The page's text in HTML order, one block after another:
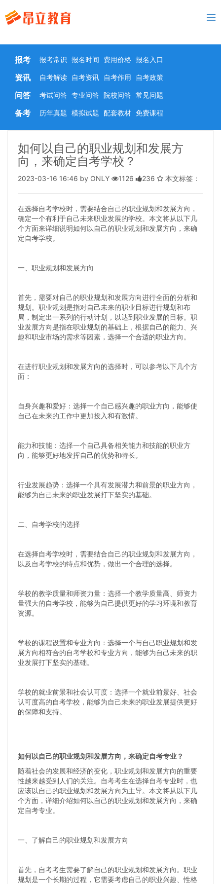
报考 报考常识 报名时间 费用价格 报名入口
资讯 自考解读 自考资讯 自考作用 自考政策
问答 考试问答 专业问答 院校问答 常见问题
备考 历年真题 模拟试题 配套教材 免费课程
如何以自己的职业规划和发展方
向，来确定自考学校？
2023-03-16 16:46 by ONLY 1126 236 本文标签：
在选择自考学校时，需要结合自己的职业规划和发展方向，
确定一个有利于自己未来职业发展的学校。本文将从以下几
个方面来详细说明如何以自己的职业规划和发展方向，来确
定自考学校。
一、职业规划和发展方向
首先，需要对自己的职业规划和发展方向进行全面的分析和
规划。职业规划是指对自己未来的职业目标进行规划和布
局，制定出一系列的行动计划，以达到职业发展的目标。职
业发展方向是指在职业规划的基础上，根据自己的能力、兴
趣和职业市场的需求等因素，选择一个合适的职业方向。
在进行职业规划和发展方向的选择时，可以参考以下几个方
面：
自身兴趣和爱好：选择一个自己感兴趣的职业方向，能够使
自己在未来的工作中更加投入和有激情。
能力和技能：选择一个自己具备相关能力和技能的职业方
向，能够更好地发挥自己的优势和特长。
行业发展趋势：选择一个具有发展潜力和前景的职业方向，
能够为自己未来的职业发展打下坚实的基础。
二、自考学校的选择
在选择自考学校时，需要结合自己的职业规划和发展方向，
以及自考学校的特点和优势，做出一个合理的选择。
学校的教学质量和师资力量：选择一个教学质量高、师资力
量强大的自考学校，能够为自己提供更好的学习环境和教育
资源。
学校的课程设置和专业方向：选择一个与自己职业规划和发
展方向相符合的自考学校和专业方向，能够为自己未来的职
业发展打下坚实的基础。
学校的就业前景和社会认可度：选择一个就业前景好、社会
认可度高的自考学校，能够为自己未来的职业发展提供更好
的保障和支持。
如何以自己的职业规划和发展方向，来确定自考专业？
随着社会的发展和经济的变化，职业规划和发展方向的重要
性越来越受到人们的关注。自考考生在选择自考专业时，也
应该以自己的职业规划和发展方向为主导。本文将从以下几
个方面，详细介绍如何以自己的职业规划和发展方向，来确
定自考专业。
一、了解自己的职业规划和发展方向
首先，自考考生需要了解自己的职业规划和发展方向。职业
规划是一个长期的过程，它需要考虑自己的职业兴趣、性格